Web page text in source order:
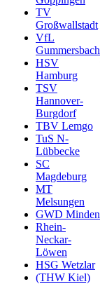
TV
Großwallstadt
VfL
Gummersbach
HSV
Hamburg
TSV
Hannover-
Burgdorf
TBV Lemgo
TuS N-
Lübbecke
SC
Magdeburg
MT
Melsungen
GWD Minden
Rhein-
Neckar-
Löwen
HSG Wetzlar
(THW Kiel)